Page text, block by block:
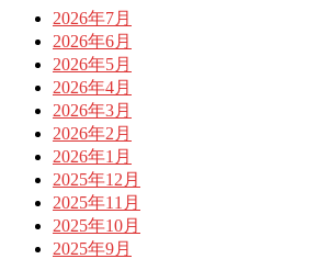
2026年7月
2026年6月
2026年5月
2026年4月
2026年3月
2026年2月
2026年1月
2025年12月
2025年11月
2025年10月
2025年9月